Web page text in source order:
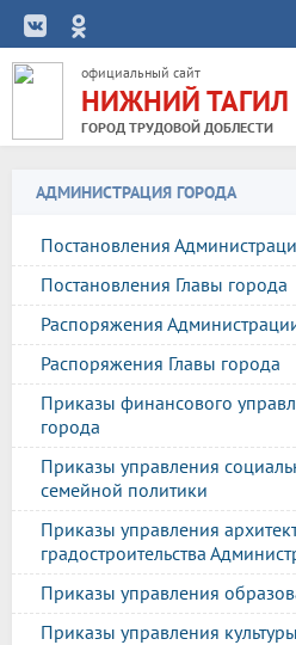
официальный сайт
НИЖНИЙ ТАГИЛ
ГОРОД ТРУДОВОЙ ДОБЛЕСТИ
АДМИНИСТРАЦИЯ ГОРОДА
Постановления
Постановления Главы города
Распоряжения
Распоряжения Главы города
Приказы финансового
города
Приказы управления
семейной политики
Приказы управления
градостроительства
Приказы управления
Приказы управления культуры